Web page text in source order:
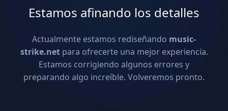
Estamos afinando los detalles
Actualmente estamos rediseñando music-
strike.netpara ofrecerte una mejor experiencia.
Estamos corrigiendo algunos errores y
preparando algo increíble. Volveremos pronto.